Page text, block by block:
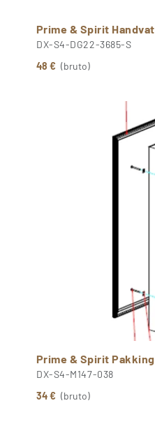
Prime & Spirit Handvat
DX-S4-DG22-3685-S
48 € (bruto)
Prime & Spirit Pakking
DX-S4-M147-038
34 € (bruto)